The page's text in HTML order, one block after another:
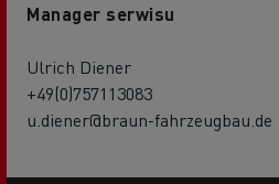
Manager serwisu
Ulrich Diener
+49(0)757113083
u.diener@braun-fahrzeugbau.de